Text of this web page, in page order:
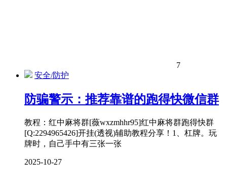
7
安全/防护
防骗警示：推荐靠谱的跑得快微信群
教程：红中麻将群[薇wxzmhhr95]红中麻将群跑得快群
[Q:2294965426]开挂(透视)辅助教程分享！1、杠牌。玩
牌时，自己手中有三张一张
2025-10-27